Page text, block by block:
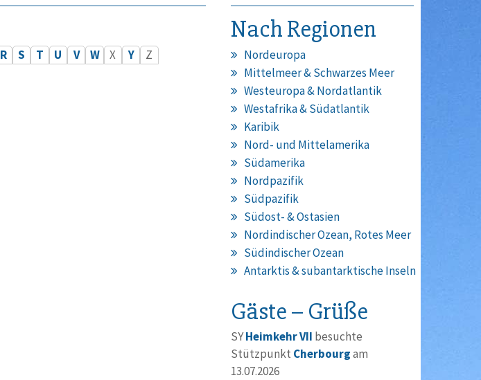
R S T U V W X Y Z
Nach Regionen
Nordeuropa
Mittelmeer & Schwarzes Meer
Westeuropa & Nordatlantik
Westafrika & Südatlantik
Karibik
Nord- und Mittelamerika
Südamerika
Nordpazifik
Südpazifik
Südost- & Ostasien
Nordindischer Ozean, Rotes Meer
Südindischer Ozean
Antarktis & subantarktische Inseln
Gäste – Grüße
SYHeimkehr VII besuchte
Stützpunkt Cherbourgam
13.07.2026